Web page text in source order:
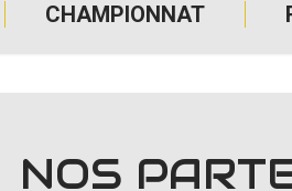
CHAMPIONNAT
NOS